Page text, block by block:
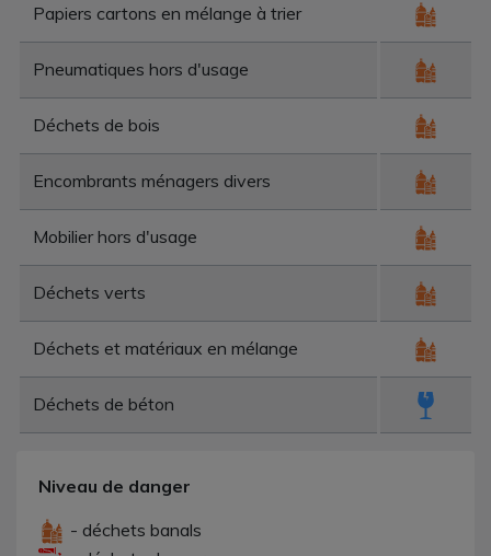
Papiers cartons en mélange à trier
Pneumatiques hors d'usage
Déchets de bois
Encombrants ménagers divers
Mobilier hors d'usage
Déchets verts
Déchets et matériaux en mélange
Déchets de béton
Niveau de danger
- déchets banals